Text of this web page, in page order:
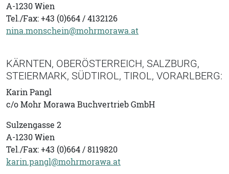
A-1230 Wien
Tel./Fax: +43 (0)664 / 4132126
nina.monschein@mohrmorawa.at
KÄRNTEN, OBERÖSTERREICH, SALZBURG,
STEIERMARK, SÜDTIROL, TIROL, VORARLBERG:
Karin Pangl
c/oMohr Morawa Buchvertrieb GmbH
Sulzengasse 2
A-1230 Wien
Tel./Fax: +43 (0)664 / 8119820
karin.pangl@mohrmorawa.at